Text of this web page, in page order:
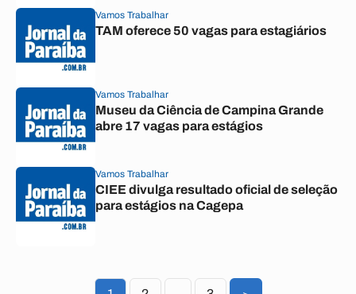
Vamos Trabalhar
TAM oferece 50 vagas para estagiários
Vamos Trabalhar
Museu da Ciência de Campina Grande
abre 17 vagas para estágios
Vamos Trabalhar
CIEE divulga resultado oficial de seleção
para estágios na Cagepa